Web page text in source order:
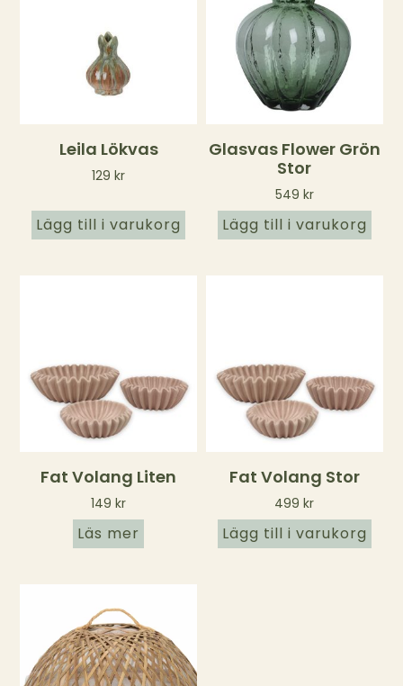
Leila Lökvas
129kr
Lägg till i varukorg
Glasvas Flower Grön
Stor
549 kr
Lägg till i varukorg
Fat Volang Liten
149kr
Läs mer
Fat Volang Stor
499kr
Lägg till i varukorg